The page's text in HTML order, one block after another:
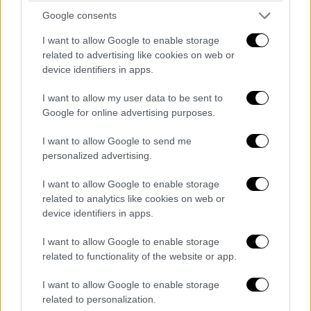
Google consents
I want to allow Google to enable storage
related to advertising like cookies on web or
device identifiers in apps.
I want to allow my user data to be sent to
Google for online advertising purposes.
I want to allow Google to send me
personalized advertising.
I want to allow Google to enable storage
related to analytics like cookies on web or
device identifiers in apps.
I want to allow Google to enable storage
related to functionality of the website or app.
I want to allow Google to enable storage
related to personalization.